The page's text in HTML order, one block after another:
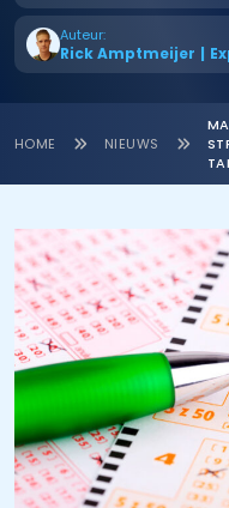
Auteur:
Rick Amptmeijer |
HOME NIEUWS